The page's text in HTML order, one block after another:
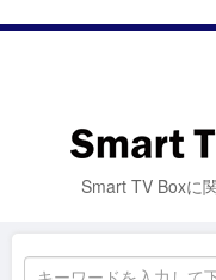
Smart TV Boxに